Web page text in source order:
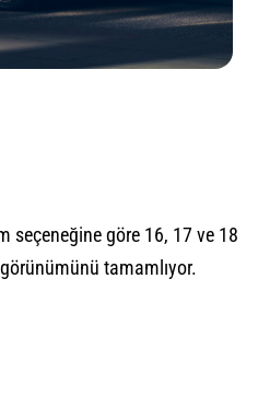
seçeneğine göre 16, 17 ve 18
tamamlıyor.